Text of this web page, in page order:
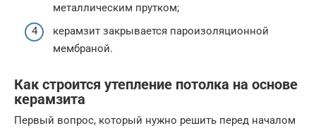
металлическим прутком;
керамзит закрывается пароизоляционной
мембраной.
Как строится утепление потолка на основе
керамзита
Первый вопрос, который нужно решить перед началом